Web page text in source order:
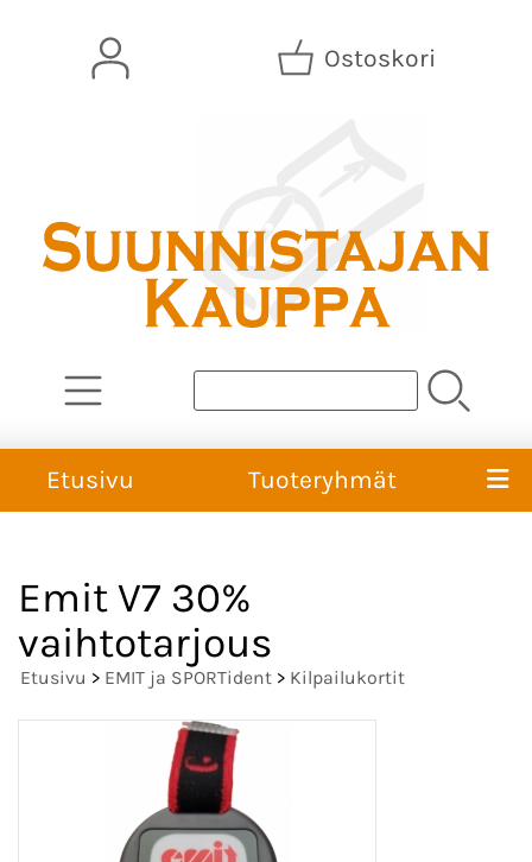
Ostoskori
Etusivu Tuoteryhmät
Emit V7 30%
vaihtotarjous
Etusivu > EMIT ja SPORTident > Kilpailukortit